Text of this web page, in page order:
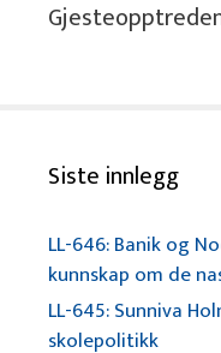
Siste innlegg
LL-646: Banik og
kunnskap om de
LL-645: Sunniva
skolepolitikk